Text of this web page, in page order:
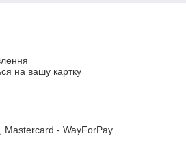
на вашу картку
Mastercard - WayForPay